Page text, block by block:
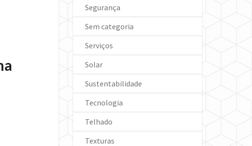
Segurança
Sem categoria
Serviços
Solar
Sustentabilidade
Tecnologia
Telhado
Texturas